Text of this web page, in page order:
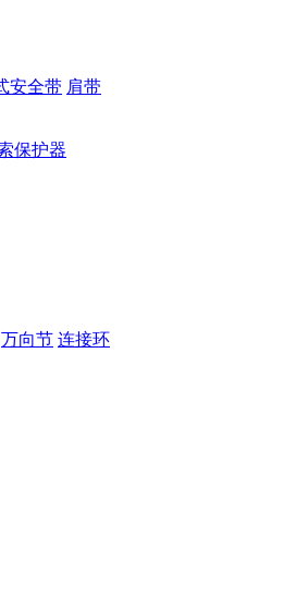
安全带 肩带
保护器
万向节 连接环